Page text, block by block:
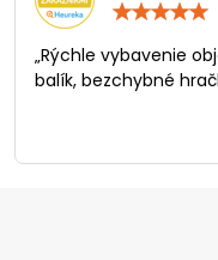
„Rýchle vybavenie
balík, bezchybné